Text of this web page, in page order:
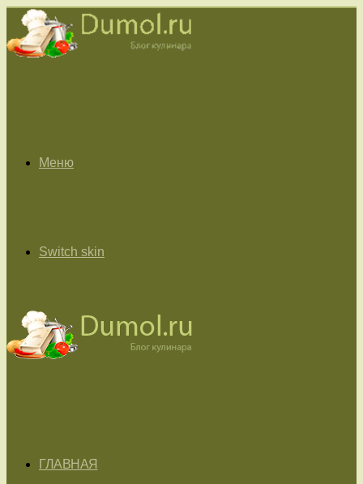
Меню
Switch skin
ГЛАВНАЯ